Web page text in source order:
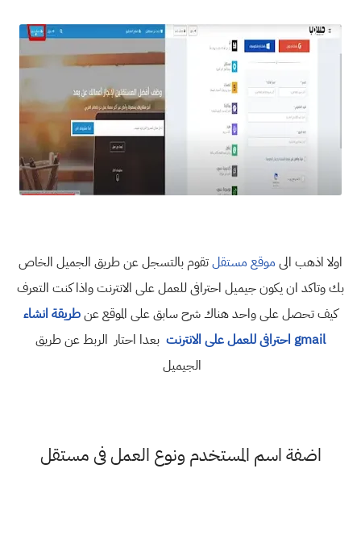
اولا اذهب الى موقع مستقلتقوم بالتسجل عن طريق الجميل الخاص
بك وتاكد ان يكون جيميل احترافى للعمل على الانترنت واذا كنت التعرف
كيف تحصل على واحد هناك شرح سابق على الموقع عنطريقة انشاء
gmail احترافى للعمل على الانترنت
بعدا احتار الربط عن طريق
الجيميل
اضفة اسم المستخدم ونوع العمل فى مستقل